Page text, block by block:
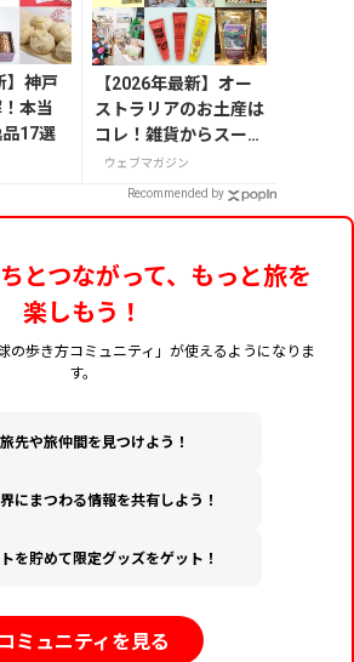
】神戸
本当
17選
【2026年最新】オー
ストラリアのお土産は
コレ！雑貨からスーパ
ーでも買えるグルメま
で13選
ウェブマガジン
Recommended by
とつながって、もっと旅を
楽しもう！
の歩き方コミュニティ」が使えるようになりま
す。
先や旅仲間を見つけよう！
にまつわる情報を共有しよう！
を貯めて限定グッズをゲット！
コミュニティを見る